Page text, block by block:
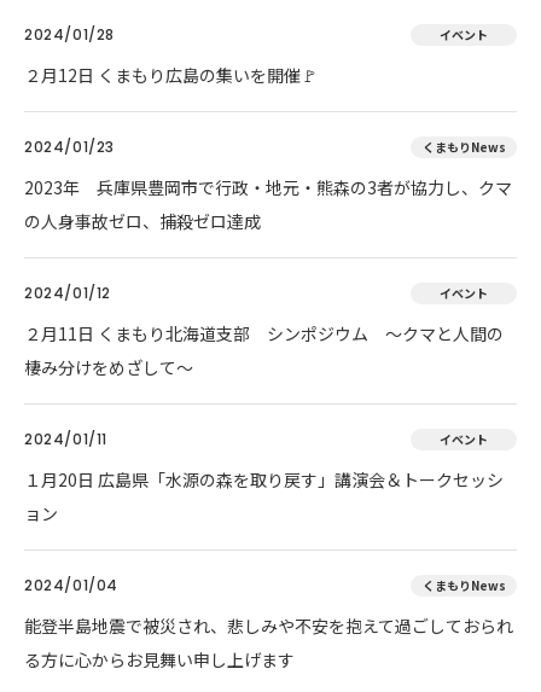
2024/01/28 イベント
２月12日 くまもり広島の集いを開催🚩
2024/01/23 くまもりNews
2023年 兵庫県豊岡市で行政・地元・熊森の3者が協力し、クマ
の人身事故ゼロ、捕殺ゼロ達成
2024/01/12 イベント
２月11日 くまもり北海道支部 シンポジウム ～クマと人間の
棲み分けをめざして～
2024/01/11 イベント
１月20日 広島県「水源の森を取り戻す」講演会＆トークセッシ
ョン
2024/01/04 くまもりNews
能登半島地震で被災され、悲しみや不安を抱えて過ごしておられ
る方に心からお見舞い申し上げます